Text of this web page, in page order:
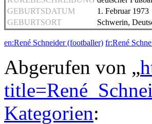
GEBURTSDATUM
1. Februar 1973
GEBURTSORT
Schwerin,
en:René Schneider (footballer) fr:René
Abgerufen von „
Kategorien: